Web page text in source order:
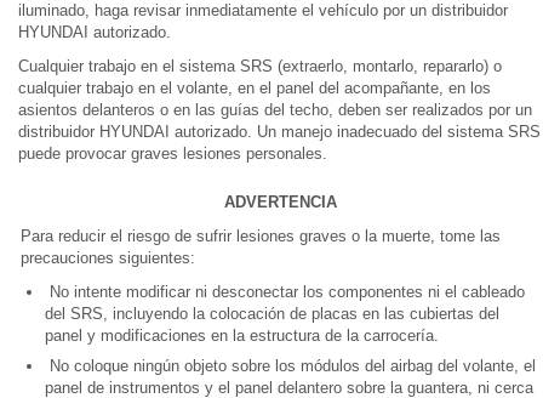
iluminado, haga revisar inmediatamente el vehículo por un distribuidor
HYUNDAI autorizado.
Cualquier trabajo en el sistema SRS (extraerlo, montarlo, repararlo) o
cualquier trabajo en el volante, en el panel del acompañante, en los
asientos delanteros o en las guías del techo, deben ser realizados por un
distribuidor HYUNDAI autorizado. Un manejo inadecuado del sistema SRS
puede provocar graves lesiones personales.
ADVERTENCIA
Para reducir el riesgo de sufrir lesiones graves o la muerte, tome las
precauciones siguientes:
No intente modificar ni desconectar los componentes ni el cableado
del SRS, incluyendo la colocación de placas en las cubiertas del
panel y modificaciones en la estructura de la carrocería.
No coloque ningún objeto sobre los módulos del airbag del volante, el
panel de instrumentos y el panel delantero sobre la guantera, ni cerca